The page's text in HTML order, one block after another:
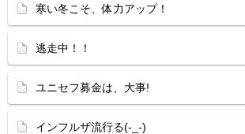
寒い冬こそ、体力アップ！
逃走中！！
ユニセフ募金は、大事!
インフルザ流行る(-_-)